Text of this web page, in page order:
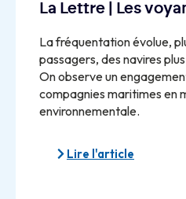
La Lettre | Les
La fréquentation évolue,
passagers, des navires
On observe un
compagnies maritimes en
environnementale.
Lire l'article